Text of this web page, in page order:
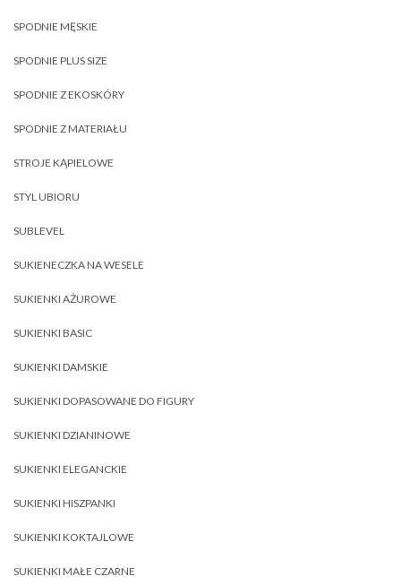
SPODNIE MĘSKIE
SPODNIE PLUS SIZE
SPODNIE Z EKOSKÓRY
SPODNIE Z MATERIAŁU
STROJE KĄPIELOWE
STYL UBIORU
SUBLEVEL
SUKIENECZKA NA WESELE
SUKIENKI AŻUROWE
SUKIENKI BASIC
SUKIENKI DAMSKIE
SUKIENKI DOPASOWANE DO FIGURY
SUKIENKI DZIANINOWE
SUKIENKI ELEGANCKIE
SUKIENKI HISZPANKI
SUKIENKI KOKTAJLOWE
SUKIENKI MAŁE CZARNE